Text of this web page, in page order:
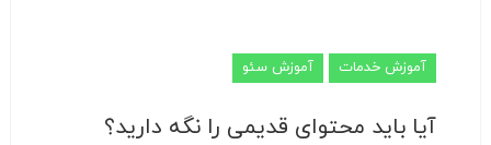
آموزش خدمات آموزش سئو
آیا باید محتوای قدیمی را نگه دارید؟